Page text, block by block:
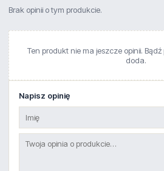
Brak opinii o tym produkcie.
Ten produkt nie ma jeszcze opinii.
doda.
Napisz opinię